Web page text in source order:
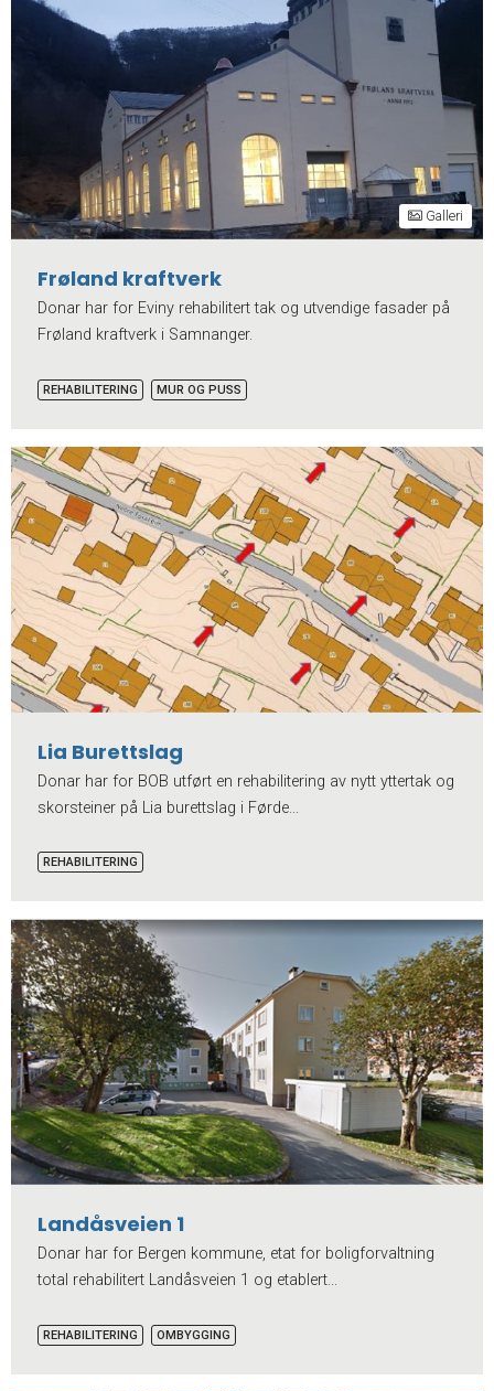
Galleri
Frøland kraftverk
Donar har for Eviny rehabilitert tak og utvendige fasader på
Frøland kraftverk i Samnanger.
REHABILITERING MUR OG PUSS
Lia Burettslag
Donar har for BOB utført en rehabilitering av nytt yttertak og
skorsteiner på Lia burettslag i Førde...
REHABILITERING
Landåsveien 1
Donar har for Bergen kommune, etat for boligforvaltning
total rehabilitert Landåsveien 1 og etablert...
REHABILITERING OMBYGGING